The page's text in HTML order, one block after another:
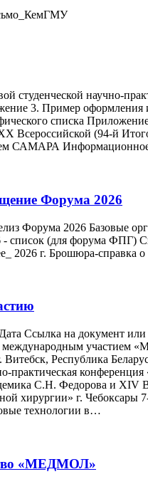
студенческой научно-
3. Пример оформления
списка
Всероссийской (94-й
САМАРА
Форума 2026
Форума 2026 Базовые
список (для форума ФПГ)
2026 г. Брошюра-справка
Ссылка на документ или
международным участием
Республика
С.Н. Федорова и XIV
хирургии» г. Чебоксары
технологии в…
«МЕДМОЛ»